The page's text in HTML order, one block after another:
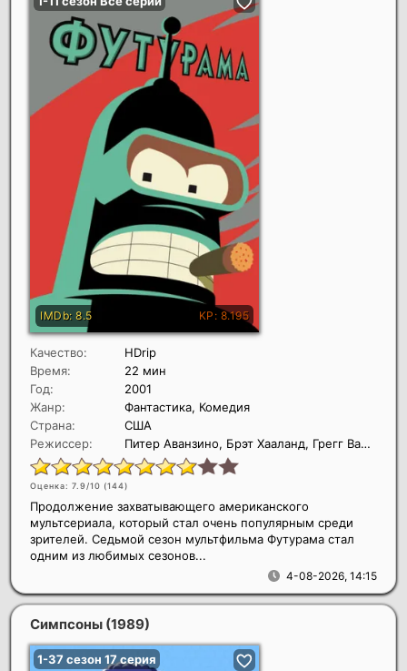
Качество:
HDrip
Время:
22 мин
Год:
2001
Жанр:
Фантастика, Комедия
Страна:
США
Режиссер:
Питер Аванзино, Брэт Хааланд, Грегг Ванцо
Оценка: 7.9/10 (144)
4-08-2026, 14:15
Продолжение захватывающего американского
мультсериала, который стал очень популярным среди
зрителей. Седьмой сезон мультфильма Футурама стал
одним из любимых сезонов...
Симпсоны (1989)